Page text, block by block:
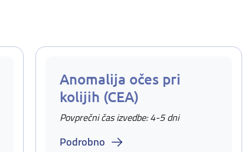
Anomalija očes pri
kolijih (CEA)
Povprečni čas izvedbe: 4-5 dni
Podrobno